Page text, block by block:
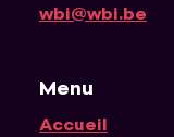
wbi@wbi.be
Menu
Accueil